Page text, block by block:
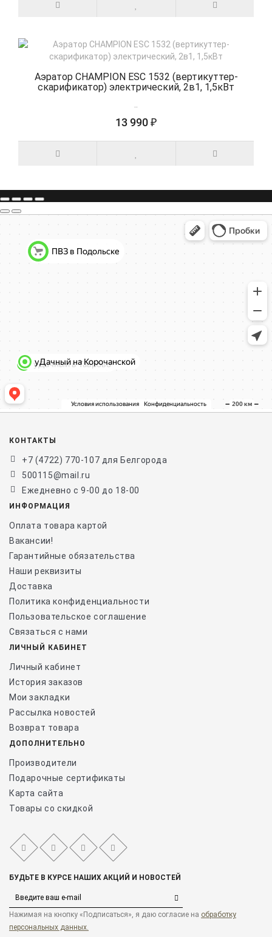
Аэратор CHAMPION ESC 1532 (вертикуттер-
скарификатор) электрический, 2в1, 1,5кВт
13 990 ₽
КОНТАКТЫ
+7 (4722) 770-107 для Белгорода
500115@mail.ru
Ежедневно с 9-00 до 18-00
ИНФОРМАЦИЯ
Оплата товара картой
Вакансии!
Гарантийные обязательства
Наши реквизиты
Доставка
Политика конфиденциальности
Пользовательское соглашение
Связаться с нами
ЛИЧНЫЙ КАБИНЕТ
Личный кабинет
История заказов
Мои закладки
Рассылка новостей
Возврат товара
ДОПОЛНИТЕЛЬНО
Производители
Подарочные сертификаты
Карта сайта
Товары со скидкой
БУДЬТЕ В КУРСЕ НАШИХ АКЦИЙ И НОВОСТЕЙ
Нажимая на кнопку «Подписаться», я даю cогласие на обработку
персональных данных.